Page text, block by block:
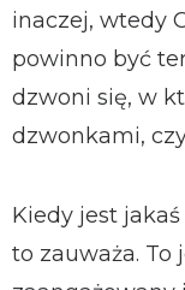
inaczej, wtedy
powinno być
dzwoni się, w
dzwonkami,
Kiedy jest
to zauważa. To